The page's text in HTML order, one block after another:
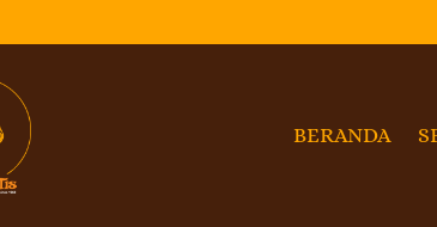
BERANDA